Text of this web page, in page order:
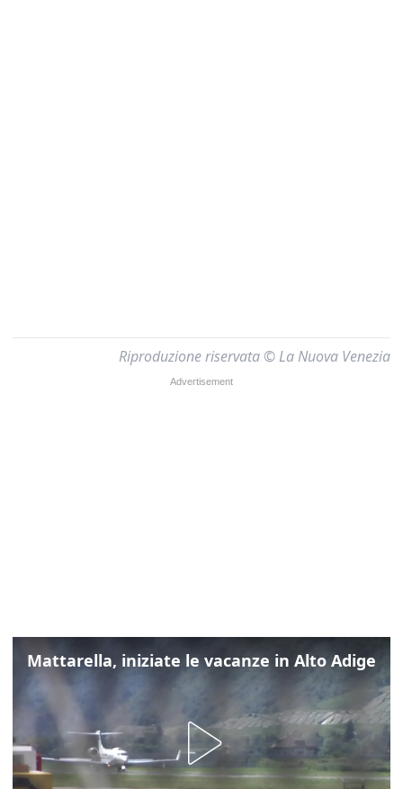
Riproduzione riservata © La Nuova Venezia
Mattarella, iniziate le vacanze in Alto Adige